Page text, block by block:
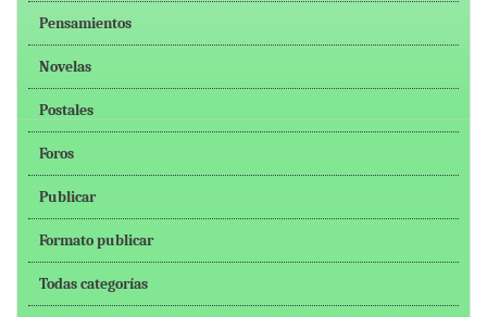
Pensamientos
Novelas
Postales
Foros
Publicar
Formato publicar
Todas categorías